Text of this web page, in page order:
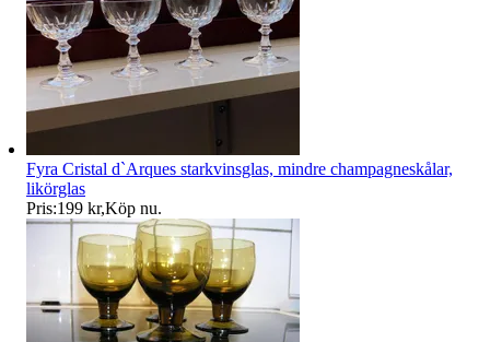
Fyra Cristal d`Arques starkvinsglas, mindre champagneskålar,
likörglas
Pris:199 kr,Köp nu.